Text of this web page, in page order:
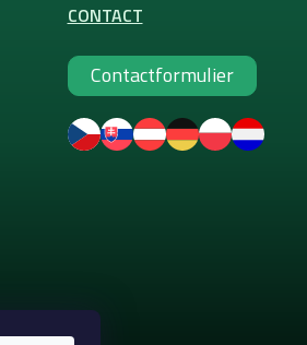
CONTACT
Contactformulier